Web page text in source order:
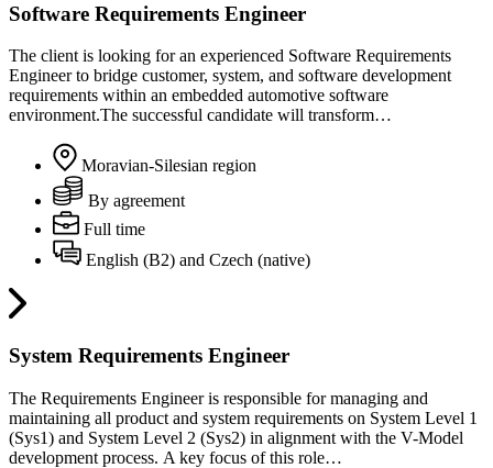
Software Requirements Engineer
The client is looking for an experienced Software Requirements
Engineer to bridge customer, system, and software development
requirements within an embedded automotive software
environment.The successful candidate will transform…
Moravian-Silesian region
By agreement
Full time
English (B2) and Czech (native)
System Requirements Engineer
The Requirements Engineer is responsible for managing and
maintaining all product and system requirements on System Level 1
(Sys1) and System Level 2 (Sys2) in alignment with the V-Model
development process. A key focus of this role…